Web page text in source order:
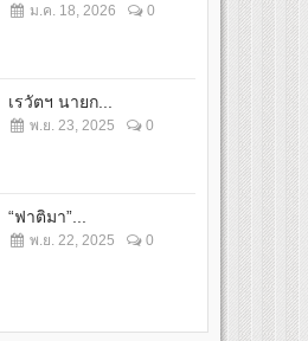
ม.ค. 18, 2026 0
เรวัตฯ นายก...
พ.ย. 23, 2025 0
“ฟาติมา”...
พ.ย. 22, 2025 0